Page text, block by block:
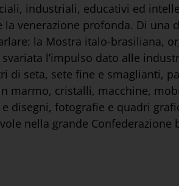
industriali, educativi ed
venerazione profonda. Di una
la Mostra italo-brasiliana,
l’impulso dato alle
seta, sete fine e smaglianti,
marmo, cristalli, macchine,
disegni, fotografie e quadri
nella grande Confederazione